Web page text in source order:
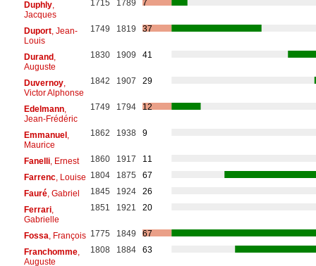
Duphly,
Jacques
1715 1789 7
Duport, Jean-
Louis
1749 1819 37
Durand,
Auguste
1830 1909 41
Duvernoy,
Victor Alphonse
1842 1907 29
Edelmann,
Jean-Frédéric
1749 1794 12
Emmanuel,
Maurice
1862 1938 9
Fanelli, Ernest 1860 1917
11
Farrenc, Louise 1804 1875
67
Fauré, Gabriel 1845 1924
26
Ferrari,
Gabrielle
1851 1921 20
Fossa , François 1775 1849
67
Franchomme,
Auguste
1808 1884 63